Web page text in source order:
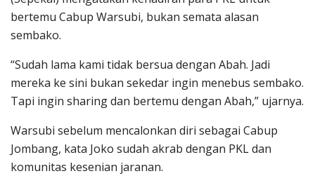
bertemu Cabup Warsubi, bukan semata alasan
sembako.
“Sudah lama kami tidak bersua dengan Abah. Jadi
mereka ke sini bukan sekedar ingin menebus sembako.
Tapi ingin sharing dan bertemu dengan Abah,” ujarnya.
Warsubi sebelum mencalonkan diri sebagai Cabup
Jombang, kata Joko sudah akrab dengan PKL dan
komunitas kesenian jaranan.